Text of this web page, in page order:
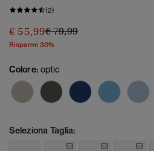
(2)
€ 55,99Prezzo ridotto da
€ 79,99a
Risparmi 30%
Colore: optic
Seleziona Taglia: